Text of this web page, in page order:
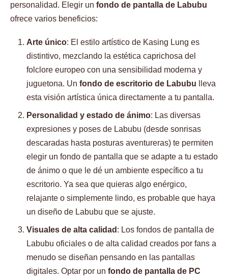
personalidad. Elegir un fondo de pantalla de Labubu
ofrece varios beneficios:
Arte único: El estilo artístico de Kasing Lung es
distintivo, mezclando la estética caprichosa del
folclore europeo con una sensibilidad moderna y
juguetona. Un fondo de escritorio de Labubu lleva
esta visión artística única directamente a tu pantalla.
Personalidad y estado de ánimo: Las diversas
expresiones y poses de Labubu (desde sonrisas
descaradas hasta posturas aventureras) te permiten
elegir un fondo de pantalla que se adapte a tu estado
de ánimo o que le dé un ambiente específico a tu
escritorio. Ya sea que quieras algo enérgico,
relajante o simplemente lindo, es probable que haya
un diseño de Labubu que se ajuste.
Visuales de alta calidad : Los fondos de pantalla de
Labubu oficiales o de alta calidad creados por fans a
menudo se diseñan pensando en las pantallas
digitales. Optar por un fondo de pantalla de PC